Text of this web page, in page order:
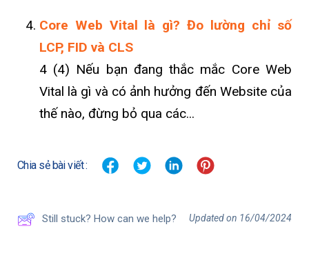
Core Web Vital là gì? Đo lường chỉ số
LCP, FID và CLS
4 (4) Nếu bạn đang thắc mắc Core Web
Vital là gì và có ảnh hưởng đến Website của
thế nào, đừng bỏ qua các...
Chia sẻ bài viết :
Still stuck? How can we help? Updated on 16/04/2024